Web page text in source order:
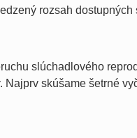
rozsah dostupných
slúchadlového
skúšame šetrné